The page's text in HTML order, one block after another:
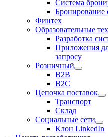
Система
Бронирование
Финтех
Образовательные
Разработка
Приложения
запросу
Розничный
В2В
В2С
Цепочка поставок
Транспорт
Склад
Социальные сети
Клон LinkedIn